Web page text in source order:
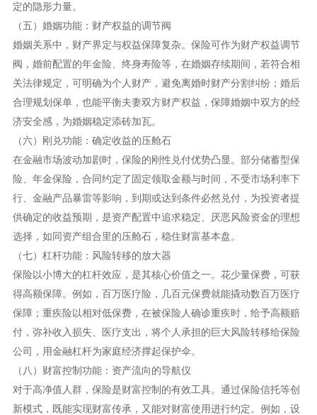
定的隐形力量。
（五）婚姻功能：财产权益的调节阀
婚姻关系中，财产界定与权益保障复杂。保险可作为财产权益调节
阀，婚前配置的年金险、终身寿险等，在婚姻存续期间，若符合相
关法律规定，可明确为个人财产，避免离婚时财产分割纠纷；婚后
合理规划保单，也能平衡夫妻双方财产权益，保障婚姻中双方的经
济安全感，为婚姻稳定添砖加瓦。
（六）刚兑功能：确定收益的压舱石
在金融市场波动加剧时，保险的刚性兑付优势凸显。部分储蓄型保
险、年金保险，合同约定了固定领取金额与时间，不受市场利率下
行、金融产品暴雷等影响，到期或达到条件必然兑付，为投资者提
供确定的收益预期，是资产配置中追求稳定、厌恶风险资金的理想
选择，如同资产组合里的压舱石，稳住财富基本盘。
（七）杠杆功能：风险转移的放大器
保险以小博大的杠杆效应，是其核心价值之一。花少量保费，可获
得高额保障。例如，百万医疗险，几百元保费就能撬动数百万医疗
保障；重疾险以相对低保费，在被保险人确诊重疾时，给予高额赔
付，弥补收入损失、医疗支出，将个人承担的巨大风险转移给保险
公司，用金融杠杆为家庭经济撑起保护伞。
（八）财富控制功能：资产流向的导航仪
对于高净值人群，保险是财富控制的有效工具。通过保险信托等创
新模式，既能实现财富传承，又能对财富使用进行约定。例如，设